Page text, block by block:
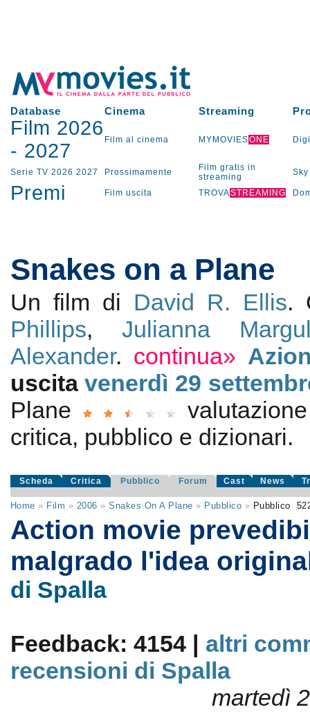
Database Cinema Streaming
Film 2026
- 2027 Film al cinema MYMOVIESONE
Serie TV 2026 2027 Prossimamente
Film gratis in
streaming
Sky
Premi Film uscita TROVASTREAMING
Snakes on a Plane
Un film di David R. Ellis.
Phillips, Julianna
Alexander. continua»
uscitavenerdì 29
Plane
critica, pubblico e dizionari.
Scheda Critica Pubblico Forum Cast News
Home » Film » 2006 »Snakes On A Plane » Pubblico » Pubblico
Action movie
malgrado l'idea
di Spalla
Feedback: 4154 | altri
recensioni di Spalla
martedì